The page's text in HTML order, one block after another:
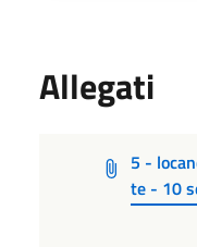
Allegati
5 -
te - 10